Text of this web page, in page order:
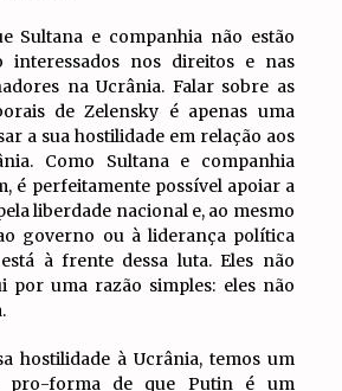
Sultana e companhia não estão
interessados nos direitos e nas
na Ucrânia. Falar sobre as
de Zelensky é apenas uma
a sua hostilidade em relação aos
Como Sultana e companhia
é perfeitamente possível apoiar a
liberdade nacional e, ao mesmo
governo ou à liderança política
à frente dessa luta. Eles não
por uma razão simples: eles não
hostilidade à Ucrânia, temos um
pro-forma de que Putin é um